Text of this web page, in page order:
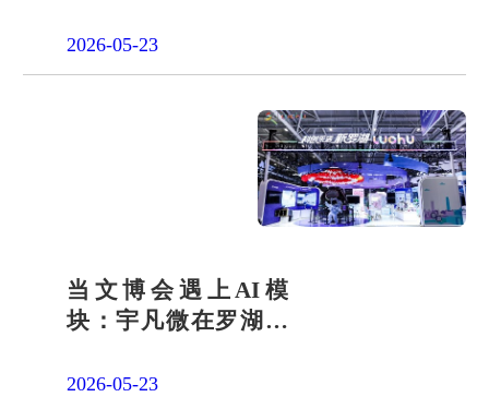
2026-05-23
当文博会遇上AI模
块：宇凡微在罗湖展
答卷
2026-05-23